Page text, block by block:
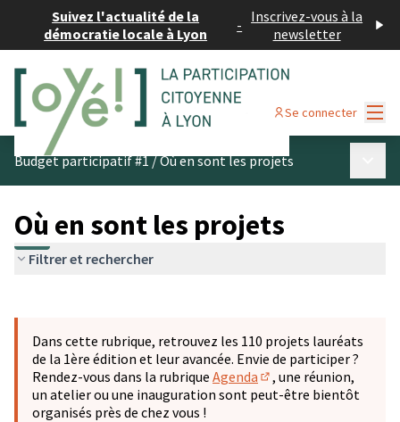
Suivez l'actualité de la
démocratie locale à Lyon
- Inscrivez-vous à la
newsletter
Se connecter
Budget participatif #1/Où en sont les projets
Où en sont les projets
Filtrer et rechercher
−
Dans cette rubrique, retrouvez les 110 projets lauréats
de la 1ère édition et leur avancée. Envie de participer ?
Rendez-vous dans la rubrique Agenda
(S'ouvre dans un
, une réunion,
un atelier ou une inauguration sont peut-être bientôt
organisés près de chez vous !